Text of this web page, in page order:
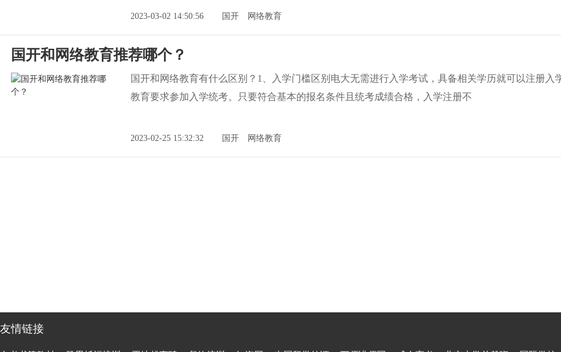
2023-03-02 14:50:56 国开 网络教育
国开和网络教育推荐哪个？
国开和网络教育有什么区别？1、入学门槛区别电大无需进行入学考试，具备相关学历就可以注册入
教育要求参加入学统考。只要符合基本的报名条件且统考成绩合格，入学注册不
2023-02-25 15:32:32 国开 网络教育
友情链接